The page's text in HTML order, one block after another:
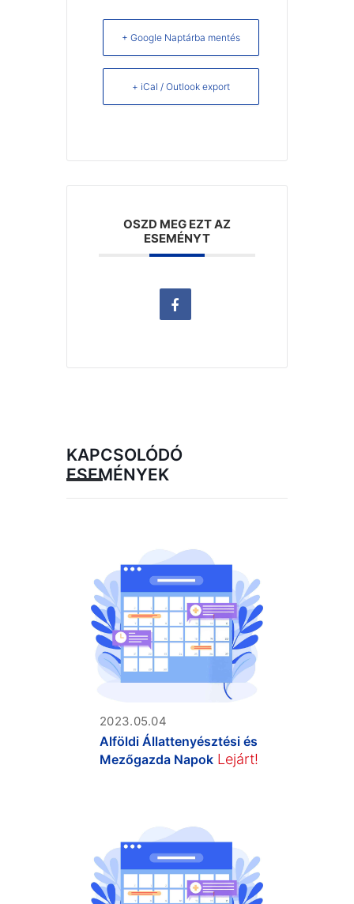
+ Google Naptárba mentés
+ iCal / Outlook export
OSZD MEG EZT AZ
ESEMÉNYT
KAPCSOLÓDÓ
ESEMÉNYEK
2023.05.04
Alföldi Állattenyésztési és
Mezőgazda Napok Lejárt!